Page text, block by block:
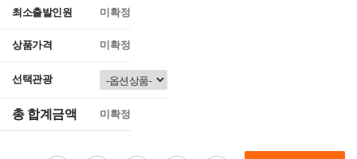
최소출발인원 미확정
상품가격 미확정
선택관광
총 합계금액 미확정